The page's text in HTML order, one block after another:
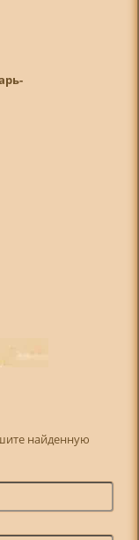
найденную